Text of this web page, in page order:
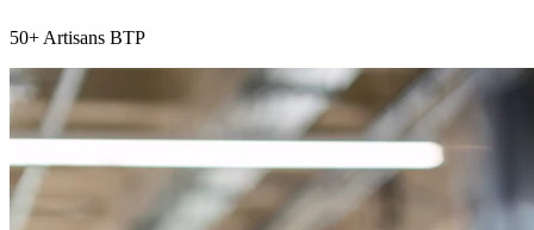
50+ Artisans BTP